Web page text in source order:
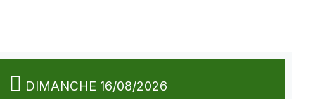
DIMANCHE 16/08/2026